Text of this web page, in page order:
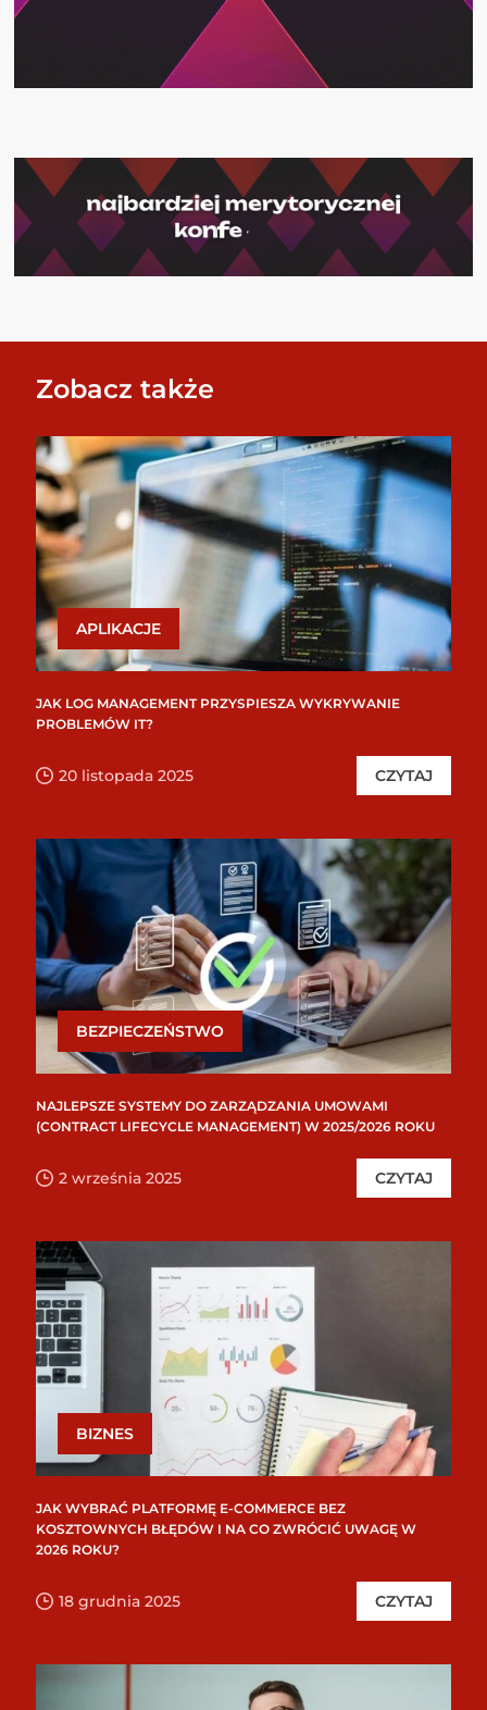
Zobacz także
APLIKACJE
JAK LOG MANAGEMENT PRZYSPIESZA WYKRYWANIE
PROBLEMÓW IT?
20 listopada 2025 CZYTAJ
BEZPIECZEŃSTWO
NAJLEPSZE SYSTEMY DO ZARZĄDZANIA UMOWAMI
(CONTRACT LIFECYCLE MANAGEMENT) W 2025/2026 ROKU
2 września 2025 CZYTAJ
BIZNES
JAK WYBRAĆ PLATFORMĘ E-COMMERCE BEZ
KOSZTOWNYCH BŁĘDÓW I NA CO ZWRÓCIĆ UWAGĘ W
2026 ROKU?
18 grudnia 2025 CZYTAJ